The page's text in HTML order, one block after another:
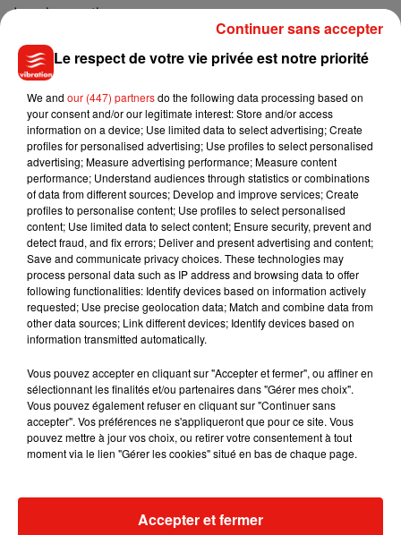
domaines nationaux.
Musique
5 août 2026
Benny Blanco invite Selena Gomez et
Becky G sur son nouveau single
4 août 2026
Tiny Desk invite Charlie Puth pour une
live session solaire
4 août 2026
Ariana Grande prendra une pause après
sa tournée mondiale
Grand Corps Malade emmène Styleto
Le respect de votre vie privée est notre priorité
We and our (447) partnersdo the following data processing based on
your consent and/or our legitimate interest: Store and/or access
information on a device; Use limited data to select advertising; Create
profiles for personalised advertising; Use profiles to select personalised
advertising; Measure advertising performance; Measure content
performance; Understand audiences through statistics or combinations
of data from different sources; Develop and improve services; Create
profiles to personalise content; Use profiles to select personalised
content; Use limited data to select content; Ensure security, prevent and
detect fraud, and fix errors; Deliver and present advertising and content;
Save and communicate privacy choices. These technologies may
process personal data such as IP address and browsing data to offer
following functionalities: Identify devices based on information actively
requested; Use precise geolocation data; Match and combine data from
other data sources; Link different devices; Identify devices based on
information transmitted automatically.
Vous pouvez accepter en cliquant sur "Accepter et fermer", ou affiner en
sélectionnant les finalités et/ou partenaires dans "Gérer mes choix".
Vous pouvez également refuser en cliquant sur "Continuer sans
accepter". Vos préférences ne s'appliqueront que pour ce site. Vous
pouvez mettre à jour vos choix, ou retirer votre consentement à tout
moment via le lien "Gérer les cookies" situé en bas de chaque page.
Accepter et fermer
Continuer sans accepter